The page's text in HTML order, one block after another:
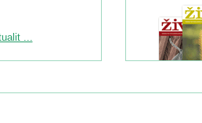
konferenci
6. září.
...